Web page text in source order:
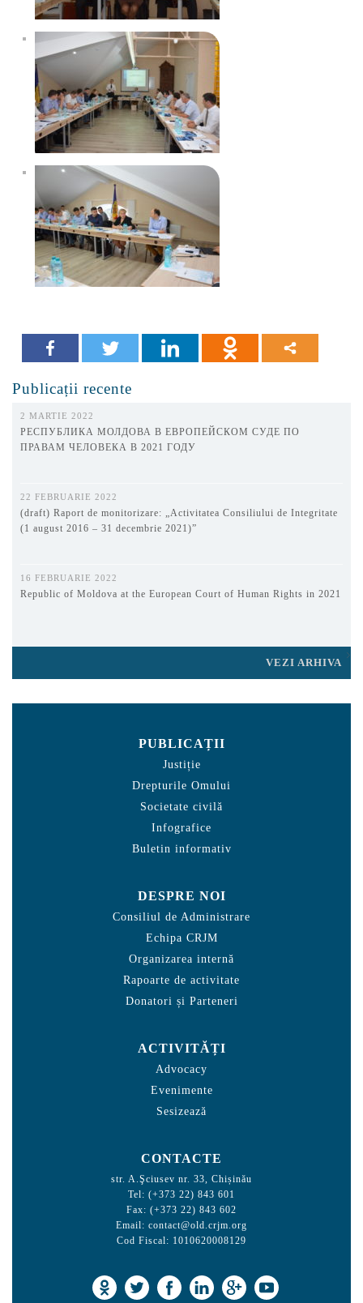
Publicații recente
2 MARTIE 2022
РЕСПУБЛИКА МОЛДОВА В ЕВРОПЕЙСКОМ СУДЕ ПО
ПРАВАМ ЧЕЛОВЕКА В 2021 ГОДУ
22 FEBRUARIE 2022
(draft) Raport de monitorizare: „Activitatea Consiliului de Integritate
(1 august 2016 – 31 decembrie 2021)”
16 FEBRUARIE 2022
Republic of Moldova at the European Court of Human Rights in 2021
VEZI ARHIVA
PUBLICAȚII
Justiție
Drepturile Omului
Societate civilă
Infografice
Buletin informativ
DESPRE NOI
Consiliul de Administrare
Echipa CRJM
Organizarea internă
Rapoarte de activitate
Donatori și Parteneri
ACTIVITĂȚI
Advocacy
Evenimente
Sesizează
CONTACTE
str. A.Şciusev nr. 33, Chișinău
Tel: (+373 22) 843 601
Fax: (+373 22) 843 602
Email: contact@old.crjm.org
Cod Fiscal: 1010620008129